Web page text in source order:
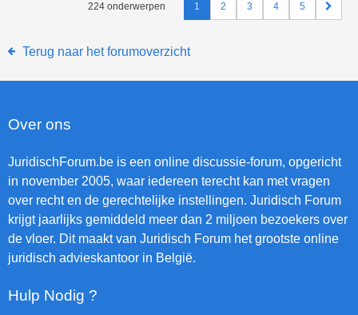
224 onderwerpen 1 2 3 4 5
Terug naar het forumoverzicht
Over ons
JuridischForum.be is een online discussie-forum, opgericht
in november 2005, waar iedereen terecht kan met vragen
over recht en de gerechtelijke instellingen. Juridisch Forum
krijgt jaarlijks gemiddeld meer dan 2 miljoen bezoekers over
de vloer. Dit maakt van Juridisch Forum het grootste online
juridisch advieskantoor in België.
Hulp Nodig ?